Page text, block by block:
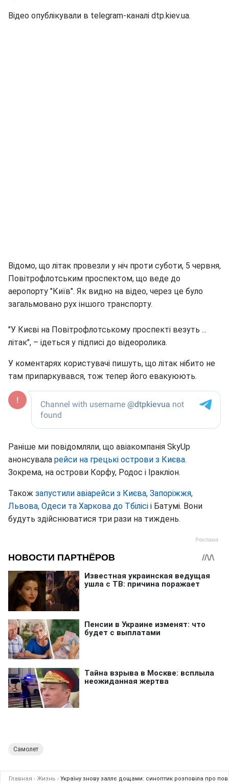
Відео опублікували в telegram-каналі dtp.kiev.ua.
Відомо, що літак провезли у ніч проти суботи, 5 червня,
Повітрофлотським проспектом, що веде до
аеропорту "Київ". Як видно на відео, через це було
загальмовано рух іншого транспорту.
"У Києві на Повітрофлотському проспекті везуть ...
літак", – ідеться у підписі до відеоролика.
У коментарях користувачі пишуть, що літак нібито не
там припаркувався, тож тепер його евакуюють.
Раніше ми повідомляли, що авіакомпанія SkyUp
анонсувала рейси на грецькі острови з Києва.
Зокрема, на острови Корфу, Родос і Іракліон.
Також запустили авіарейси з Києва, Запоріжжя,
Львова, Одеси та Харкова до Тбілісі і Батумі. Вони
будуть здійснюватися три рази на тиждень.
Самолет
Главная › Жизнь › Україну знову заллє дощами: синоптик розповіла про